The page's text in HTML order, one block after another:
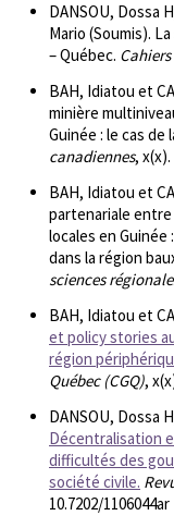
DANSOU, Dossa
Mario (Soumis).
– Québec.
BAH, Idiatou et
minière
Guinée : le cas de
canadiennes, x(x).
BAH, Idiatou et
partenariale
locales en
dans la région
sciences
BAH, Idiatou et
et policy stories
région
Québec (CGQ),
DANSOU, Dossa
Décentralisation
difficultés des
société civile.
10.7202/1106044ar